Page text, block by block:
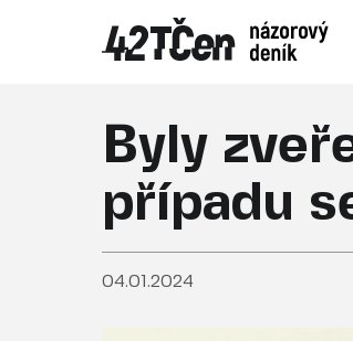
Byly
případu
04.01.2024